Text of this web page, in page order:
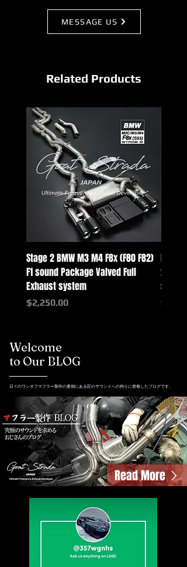
MESSAGE US
Related Products
Stage 2 BMW M3 M4 F8x (F80 F82)
F1 sound Package Valved Full
Exhaust system
価格
$2,250.00
2025+
systems
価格
Welcome
to Our BLOG
日々のワンオフマフラー製作の裏側にある匠のサウンドへの拘りに密着したブログです。
Read More